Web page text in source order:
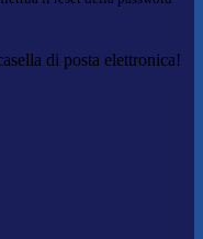
di posta elettronica!